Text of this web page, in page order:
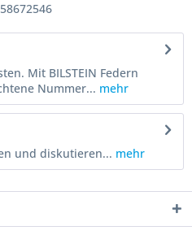
Mit BILSTEIN Federn
Nummer... mehr
und diskutieren... mehr